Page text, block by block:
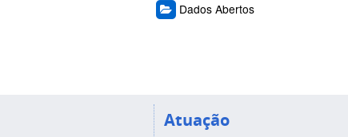
Dados Abertos
Atuação